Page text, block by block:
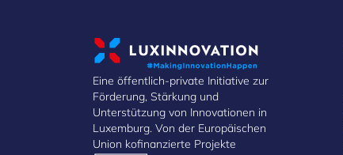
Eine öffentlich-private Initiative zur
Förderung, Stärkung und
Unterstützung von Innovationen in
Luxemburg. Von der Europäischen
Union kofinanzierte Projekte